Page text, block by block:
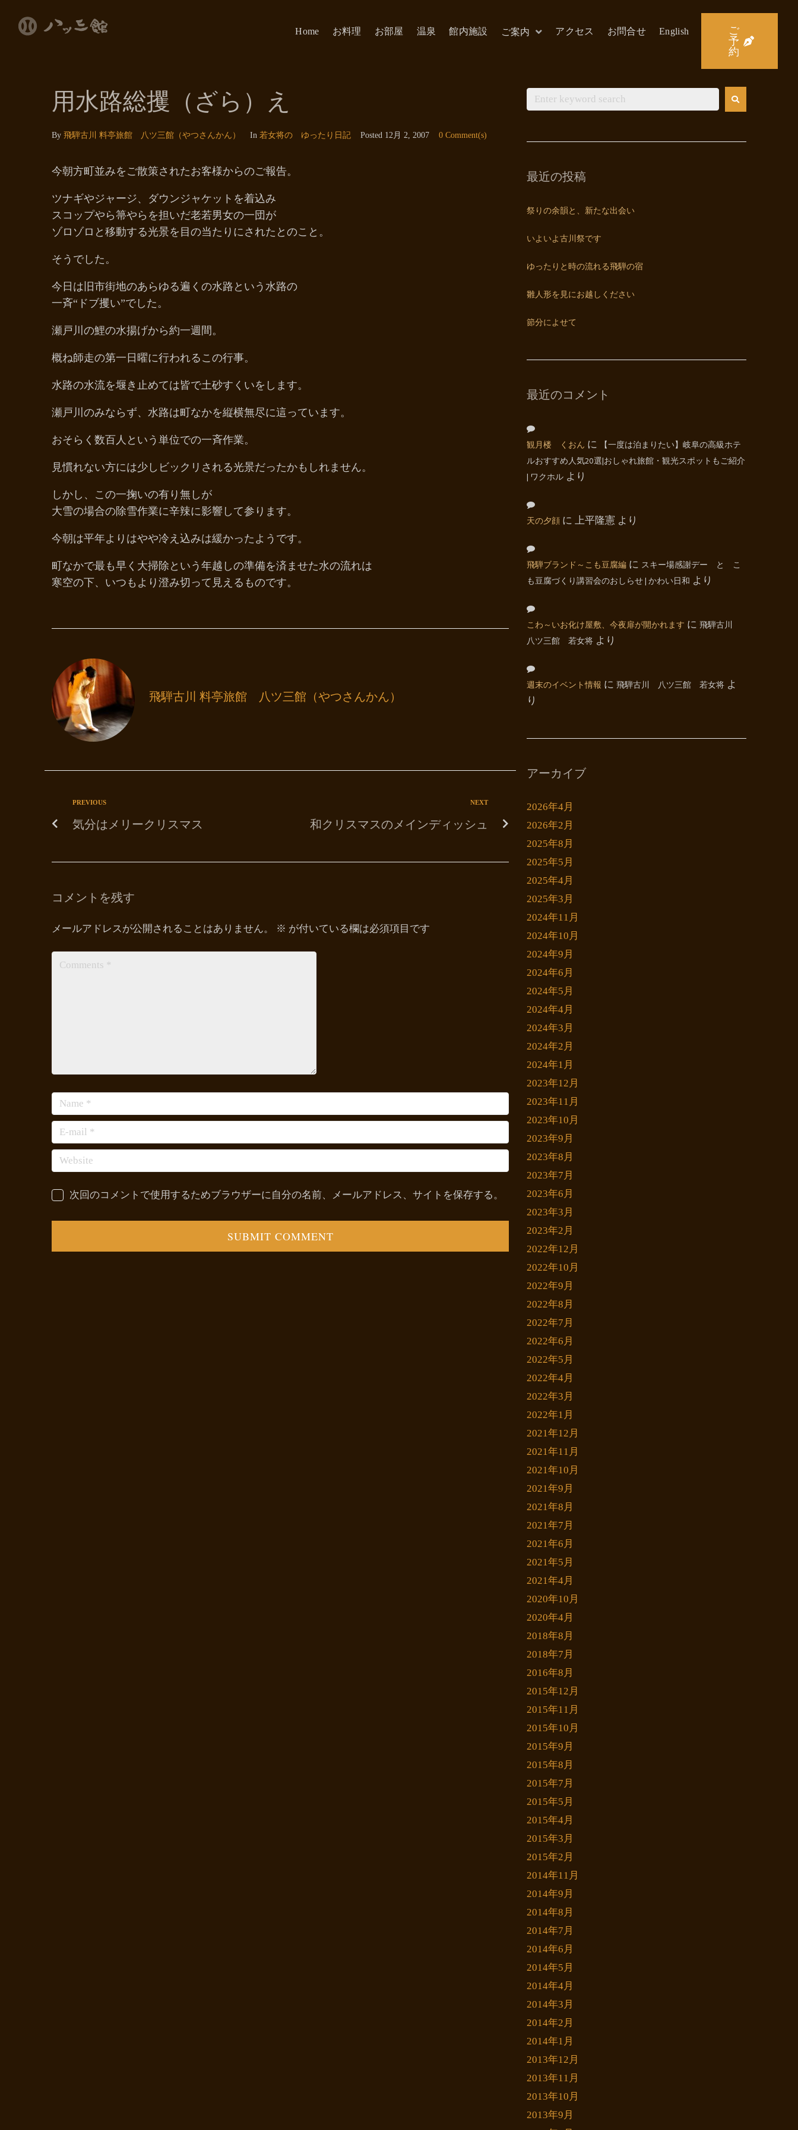
Home お料理 お部屋 温泉 館内施設 ご案内 アクセス お問合せ English
ご
予
約
用水路総攫（ざら）え
By 飛騨古川 料亭旅館 八ツ三館（やつさんかん） In 若女将の ゆったり日記 Posted 12月 2, 2007 0 Comment(s)
今朝方町並みをご散策されたお客様からのご報告。
ツナギやジャージ、ダウンジャケットを着込み
スコップやら箒やらを担いだ老若男女の一団が
ゾロゾロと移動する光景を目の当たりにされたとのこと。
そうでした。
今日は旧市街地のあらゆる遍くの水路という水路の
一斉“ドブ攫い”でした。
瀬戸川の鯉の水揚げから約一週間。
概ね師走の第一日曜に行われるこの行事。
水路の水流を堰き止めては皆で土砂すくいをします。
瀬戸川のみならず、水路は町なかを縦横無尽に這っています。
おそらく数百人という単位での一斉作業。
見慣れない方には少しビックリされる光景だったかもしれません。
しかし、この一掬いの有り無しが
大雪の場合の除雪作業に辛辣に影響して参ります。
今朝は平年よりはやや冷え込みは緩かったようです。
町なかで最も早く大掃除という年越しの準備を済ませた水の流れは
寒空の下、いつもより澄み切って見えるものです。
飛騨古川 料亭旅館 八ツ三館（やつさんかん）
PREVIOUS
気分はメリークリスマス
NEXT
和クリスマスのメインディッシュ
コメントを残す
メールアドレスが公開されることはありません。 ※ が付いている欄は必須項目です
次回のコメントで使用するためブラウザーに自分の名前、メールアドレス、サイトを保存する。
最近の投稿
祭りの余韻と、新たな出会い
いよいよ古川祭です
ゆったりと時の流れる飛騨の宿
雛人形を見にお越しください
節分によせて
最近のコメント
観月楼 くおん に
【一度は泊まりたい】岐阜の高級ホテ
ルおすすめ人気20選|おしゃれ旅館・観光スポットもご紹介
| ワクホル より
天の夕顔 に 上平隆憲 より
飛騨ブランド～こも豆腐編 に スキー場感謝デー と こ
も豆腐づくり講習会のおしらせ | かわい日和 より
こわ～いお化け屋敷、今夜扉が開かれます に 飛騨古川
八ツ三館 若女将 より
週末のイベント情報 に 飛騨古川 八ツ三館 若女将 よ
り
アーカイブ
2026年4月
2026年2月
2025年8月
2025年5月
2025年4月
2025年3月
2024年11月
2024年10月
2024年9月
2024年6月
2024年5月
2024年4月
2024年3月
2024年2月
2024年1月
2023年12月
2023年11月
2023年10月
2023年9月
2023年8月
2023年7月
2023年6月
2023年3月
2023年2月
2022年12月
2022年10月
2022年9月
2022年8月
2022年7月
2022年6月
2022年5月
2022年4月
2022年3月
2022年1月
2021年12月
2021年11月
2021年10月
2021年9月
2021年8月
2021年7月
2021年6月
2021年5月
2021年4月
2020年10月
2020年4月
2018年8月
2018年7月
2016年8月
2015年12月
2015年11月
2015年10月
2015年9月
2015年8月
2015年7月
2015年5月
2015年4月
2015年3月
2015年2月
2014年11月
2014年9月
2014年8月
2014年7月
2014年6月
2014年5月
2014年4月
2014年3月
2014年2月
2014年1月
2013年12月
2013年11月
2013年10月
2013年9月